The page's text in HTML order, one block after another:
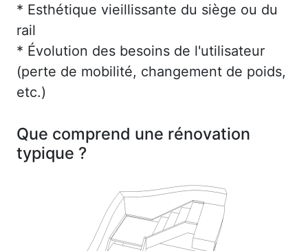
* Esthétique vieillissante du siège ou du
rail
* Évolution des besoins de l'utilisateur
(perte de mobilité, changement de poids,
etc.)
Que comprend une rénovation
typique ?